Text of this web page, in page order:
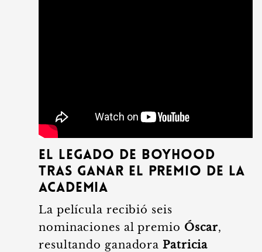
El legado de Boyhood
tras ganar el Premio de la
Academia
La película recibió seis
nominaciones al premio Óscar,
resultando ganadora Patricia